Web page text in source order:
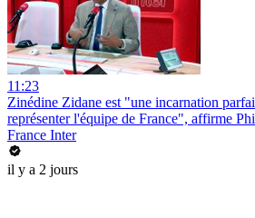
11:23
Zinédine Zidane est "une incarnation
représenter l'équipe de France", affirme
France Inter
il y a 2 jours